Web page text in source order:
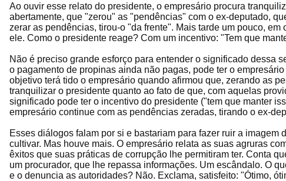
Ao ouvir esse relato do presidente, o empresário procura
abertamente, que "zerou" as "pendências" com o ex-deputado,
zerar as pendências, tirou-o "da frente". Mais tarde um pouco,
ele. Como o presidente reage? Com um incentivo: "Tem que
Não é preciso grande esforço para entender o significado dessa
o pagamento de propinas ainda não pagas, pode ter o
objetivo terá tido o empresário quando afirmou que, zerando as
tranquilizar o presidente quanto ao fato de que, com aquelas
significado pode ter o incentivo do presidente ("tem que manter
empresário continue com as pendências zeradas, tirando o ex-
Esses diálogos falam por si e bastariam para fazer ruir a
cultivar. Mas houve mais. O empresário relata as suas agruras
êxitos que suas práticas de corrupção lhe permitiram ter. Conta
um procurador, que lhe repassa informações. Um escândalo. O
e o denuncia as autoridades? Não. Exclama, satisfeito: "Ótimo,